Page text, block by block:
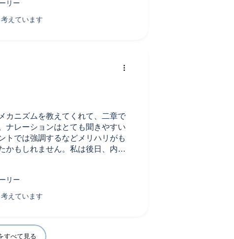
")が単調で退屈な感じがしてしま
カニズムを教えてくれて、二章で
ナレーションはとても聞きやすい
トでは強調するなどメリハリがも
かもしれません。私は後日、内容
です。
効活用的な本を読んでいたため、
資源だということを分かったう
の本で学ぶことができました。
すべて見る